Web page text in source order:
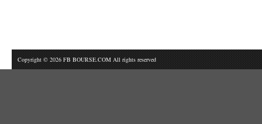
Copyright © 2026 FB BOURSE.COM All rights reserved